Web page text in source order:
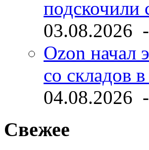
подскочили
03.08.2026 -
Ozon начал
со складов
04.08.2026 -
Свежее